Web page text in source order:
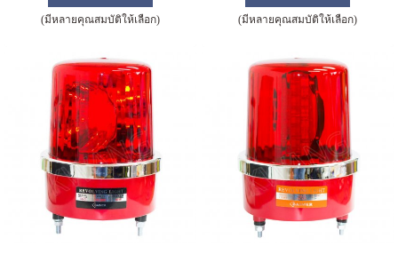
(มีหลายคุณสมบัติให้เลือก) (มีหลายคุณสมบัติให้เลือก)